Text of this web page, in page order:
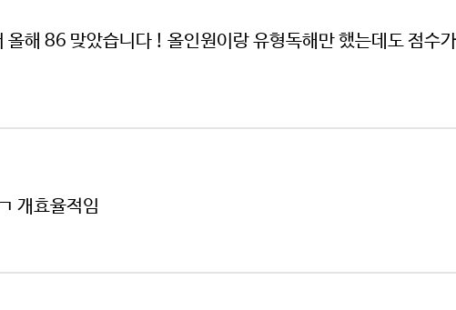
해 86 맞았습니다 ! 올인원이랑 유형독해만 했는데도 점수
개효율적임